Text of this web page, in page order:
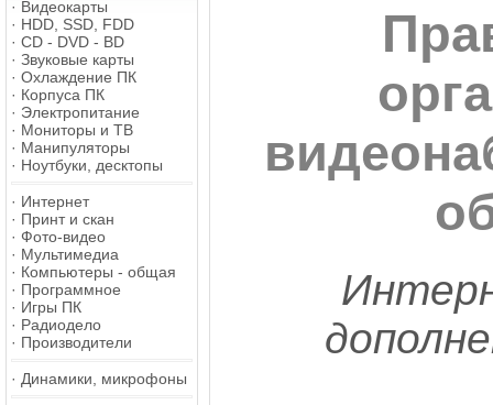
· Видеокарты
· HDD, SSD, FDD
· CD - DVD - BD
· Звуковые карты
· Охлаждение ПК
· Корпуса ПК
· Электропитание
· Мониторы и ТВ
· Манипуляторы
· Ноутбуки, десктопы
· Интернет
· Принт и скан
· Фото-видео
· Мультимедиа
· Компьютеры - общая
· Программное
· Игры ПК
· Радиодело
· Производители
· Динамики, микрофоны